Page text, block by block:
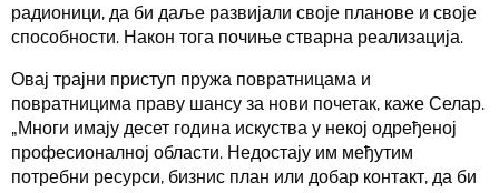
радионици, да би даље развијали своје планове и своје
способности. Након тога почиње стварна реализација.
Овај трајни приступ пружа повратницама и
повратницима праву шансу за нови почетак, каже Селар.
„Многи имају десет година искуства у некој одређеној
професионалној области. Недостају им међутим
потребни ресурси, бизнис план или добар контакт, да би